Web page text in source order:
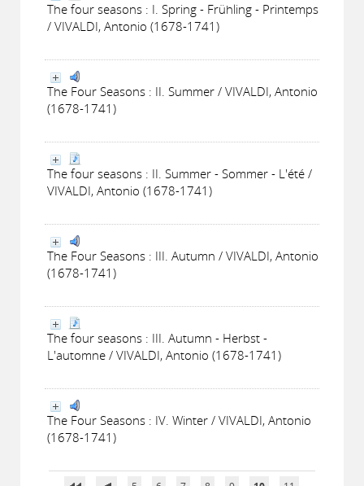
The four seasons : I. Spring - Frühling - Printemps
/ VIVALDI, Antonio (1678-1741)
The Four Seasons : II. Summer / VIVALDI, Antonio
(1678-1741)
The four seasons : II. Summer - Sommer - L'été /
VIVALDI, Antonio (1678-1741)
The Four Seasons : III. Autumn / VIVALDI, Antonio
(1678-1741)
The four seasons : III. Autumn - Herbst -
L'automne / VIVALDI, Antonio (1678-1741)
The Four Seasons : IV. Winter / VIVALDI, Antonio
(1678-1741)